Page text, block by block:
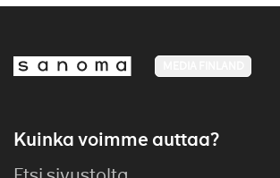
Kuinka voimme auttaa?